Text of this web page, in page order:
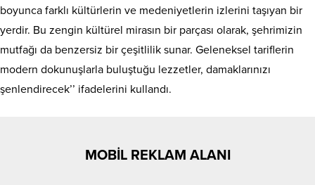
boyunca farklı kültürlerin ve medeniyetlerin izlerini taşıyan bir
yerdir. Bu zengin kültürel mirasın bir parçası olarak, şehrimizin
mutfağı da benzersiz bir çeşitlilik sunar. Geleneksel tariflerin
modern dokunuşlarla buluştuğu lezzetler, damaklarınızı
şenlendirecek’’ ifadelerini kullandı.
MOBİL REKLAM ALANI